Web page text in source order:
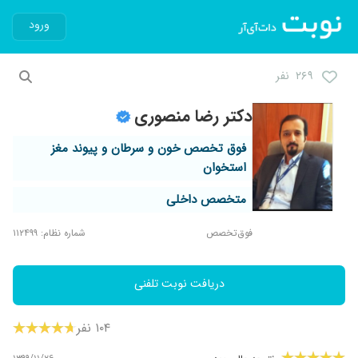
ورود
۲۶۹ نفر
دکتر رضا منصوری
فوق تخصص خون و سرطان و پیوند مغز
استخوان
متخصص داخلی
فوق‌تخصص شماره نظام: ۱۱۲۴۹۹
دریافت نوبت تلفنی
۱۰۴ نفر